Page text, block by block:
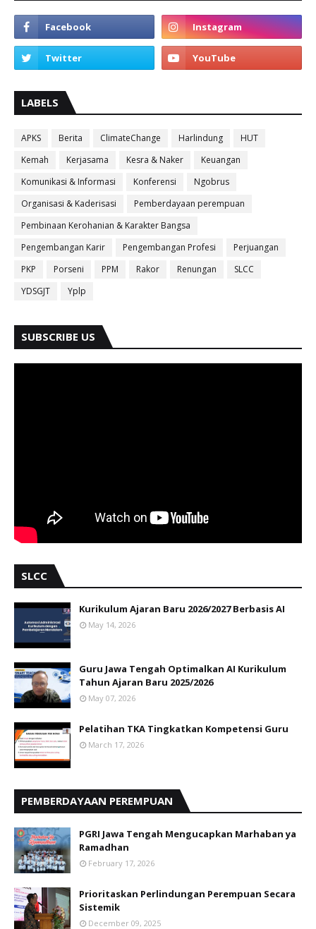
LABELS
APKS Berita ClimateChange Harlindung
HUT
Kemah
Kerjasama Kesra & Naker
Keuangan
Komunikasi & Informasi
Konferensi
Ngobrus
Organisasi & Kaderisasi
Pemberdayaan perempuan
Pembinaan Kerohanian & Karakter Bangsa
Pengembangan Karir
Pengembangan Profesi
Perjuangan
PKP
Porseni PPM Rakor Renungan
SLCC
YDSGJT
Yplp
SUBSCRIBE US
SLCC
Kurikulum Ajaran Baru 2026/2027 Berbasis AI
May 14, 2026
Guru Jawa Tengah Optimalkan AI Kurikulum
Tahun Ajaran Baru 2025/2026
May 07, 2026
Pelatihan TKA Tingkatkan Kompetensi Guru
March 17, 2026
PEMBERDAYAAN PEREMPUAN
PGRI Jawa Tengah Mengucapkan Marhaban ya
Ramadhan
February 17, 2026
Prioritaskan Perlindungan Perempuan Secara
Sistemik
December 09, 2025